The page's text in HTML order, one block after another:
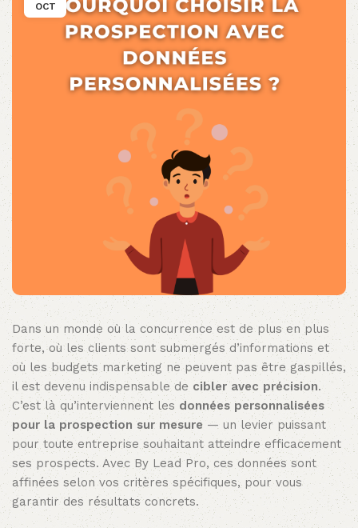
OCT
Dans un monde où la concurrence est de plus en plus
forte, où les clients sont submergés d’informations et
où les budgets marketing ne peuvent pas être gaspillés,
il est devenu indispensable de cibler avec précision.
C’est là qu’interviennent les données personnalisées
pour la prospection sur mesure — un levier puissant
pour toute entreprise souhaitant atteindre efficacement
ses prospects. Avec By Lead Pro, ces données sont
affinées selon vos critères spécifiques, pour vous
garantir des résultats concrets.